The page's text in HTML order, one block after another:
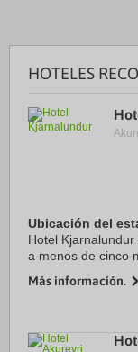
HOTELES
Ubicación del
Hotel
a menos de cinco
se encuentra a 3,2
Más información.